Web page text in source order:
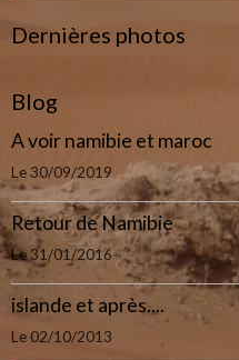
Dernières photos
Blog
A voir namibie et maroc
Le 30/09/2019
Retour de Namibie
Le 31/01/2016
islande et après....
Le 02/10/2013